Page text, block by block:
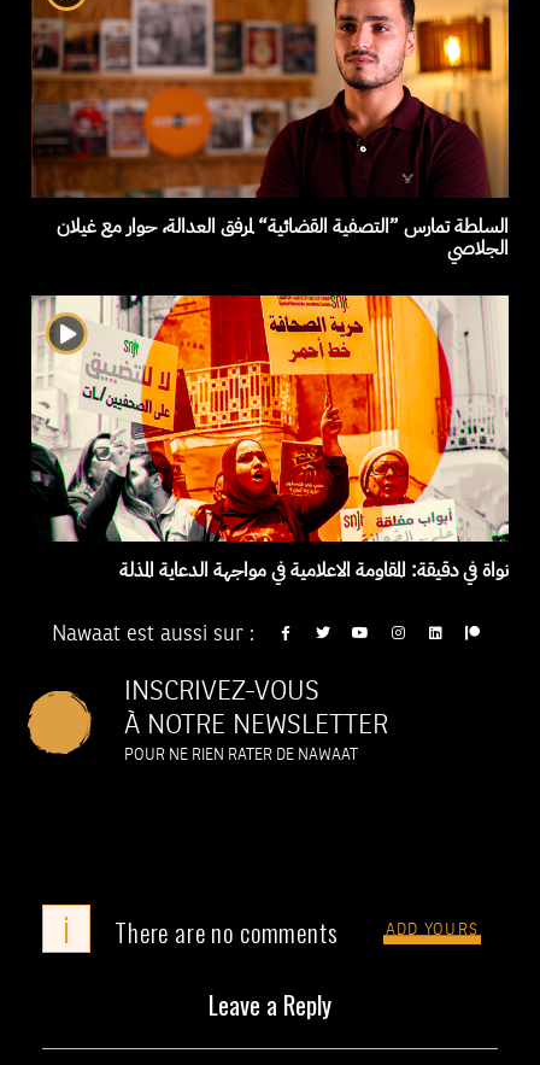
السلطة تمارس ”التصفية القضائية“ لمرفق العدالة، حوار مع غيلان
الجلاصي
نواة في دقيقة: المقاومة الاعلامية في مواجهة الدعاية المذلة
Nawaat est aussi sur :
INSCRIVEZ-VOUS
À NOTRE NEWSLETTER
POUR NE RIEN RATER DE NAWAAT
i There are no comments ADD YOURS
Leave a Reply